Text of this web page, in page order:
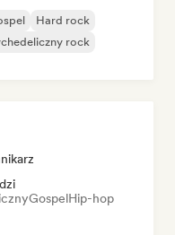
Hard rock
rock
GospelHip-hop